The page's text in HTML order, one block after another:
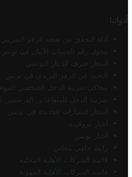
أدواتنا
أداة التحقق من صحة الرقم
محول رقم الحساب الآيبان في تونس
أسعار صرف الدينار التونسي
البحث عن الرمز البريدي في تونس
محاكي ضريبة الدخل الشخصي
ضريبة الدخل للمتقاعدين الفرنسيين
أسعار السيارات الجديدة في تونس
أخبار تروفيت
أخبار تونس
رابط خلفي مجاني
قائمة الشركات الأهلية المحلية
قائمة الشركات الأهلية الجهوية